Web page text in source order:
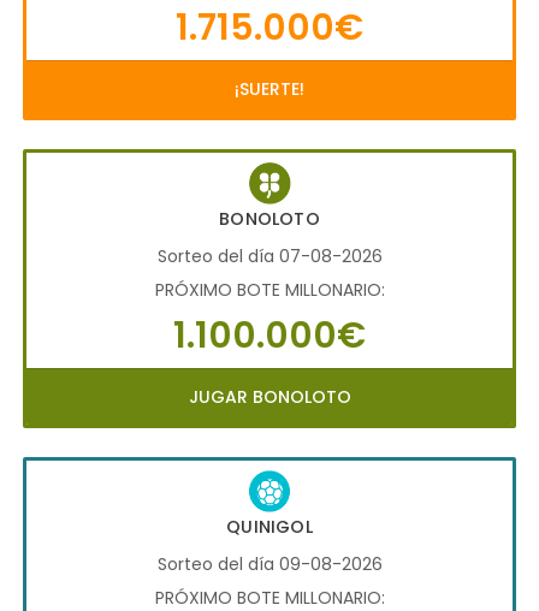
1.715.000€
¡SUERTE!
BONOLOTO
Sorteo del día 07-08-2026
PRÓXIMO BOTE MILLONARIO:
1.100.000€
JUGAR BONOLOTO
QUINIGOL
Sorteo del día 09-08-2026
PRÓXIMO BOTE MILLONARIO: